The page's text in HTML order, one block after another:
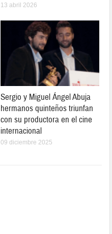
13 abril 2026
Sergio y Miguel Ángel Abuja
hermanos quinteños triunfan
con su productora en el cine
internacional
09 diciembre 2025